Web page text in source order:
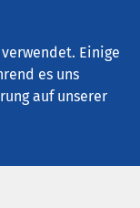
Einige
es uns
auf unserer